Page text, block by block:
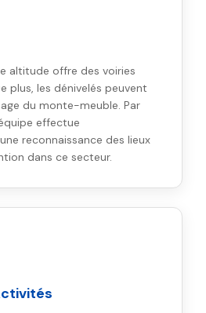
altitude offre des voiries
plus, les dénivelés peuvent
du monte-meuble. Par
effectue
reconnaissance des lieux
dans ce secteur.